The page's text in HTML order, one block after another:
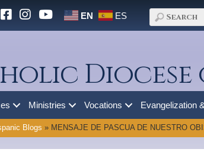
EN ES
Diocese
Ministries Vocations Evangelization
Blogs » MENSAJE DE PASCUA DE NUESTRO